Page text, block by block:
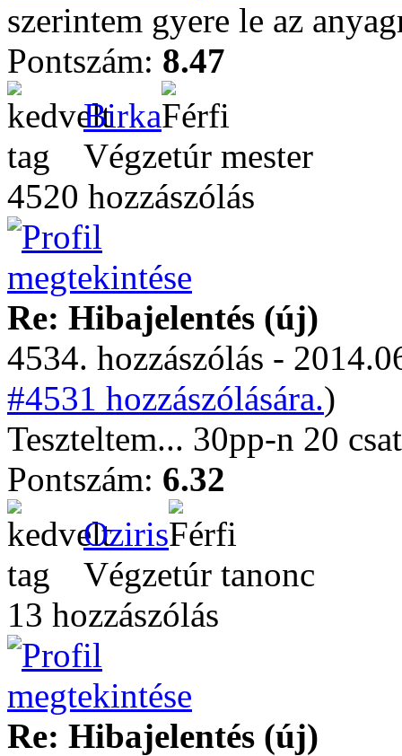
szerintem gyere le az
Pontszám: 8.47
Birka
Végzetúr mester
4520 hozzászólás
Re: Hibajelentés (új)
4534. hozzászólás -
#4531 hozzászólására.)
Teszteltem... 30pp-n 20
Pontszám: 6.32
Oziris
Végzetúr tanonc
13 hozzászólás
Re: Hibajelentés (új)